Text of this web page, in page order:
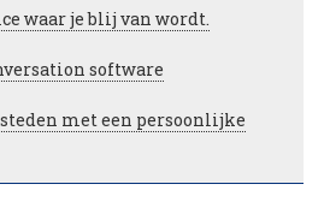
waar je blij van wordt.
software
met een persoonlijke